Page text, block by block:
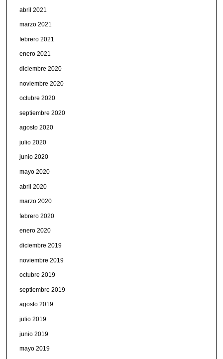
abril 2021
marzo 2021
febrero 2021
enero 2021
diciembre 2020
noviembre 2020
octubre 2020
septiembre 2020
agosto 2020
julio 2020
junio 2020
mayo 2020
abril 2020
marzo 2020
febrero 2020
enero 2020
diciembre 2019
noviembre 2019
octubre 2019
septiembre 2019
agosto 2019
julio 2019
junio 2019
mayo 2019